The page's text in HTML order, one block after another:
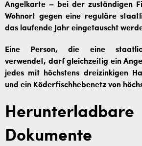
Angelkarte – bei der zuständigen
Wohnort gegen eine reguläre
das laufende Jahr eingetauscht
Eine Person, die eine
verwendet, darf gleichzeitig ein
jedes mit höchstens dreizinkigen
und ein Köderfischhebenetz von
Herunterladbare
Dokumente